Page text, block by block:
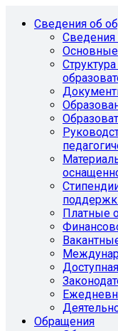
Сведения об
Сведения
Платные
Обращения